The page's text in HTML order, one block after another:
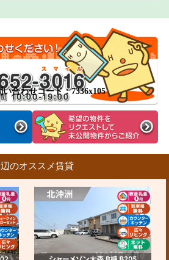
い合わせコード：7336x105
辺のオススメ賃貸